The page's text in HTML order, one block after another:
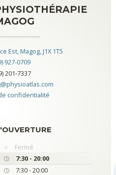
Est, Magog, J1X 1T5
927-0709
201-7337
confidentialité
Fermé
7:30 - 20:00
7:30 - 20:00